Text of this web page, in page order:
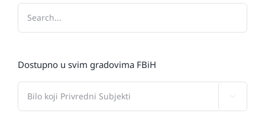
Dostupno u svim gradovima FBiH